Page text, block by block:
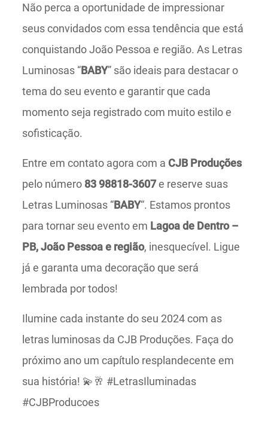
Não perca a oportunidade de impressionar
seus convidados com essa tendência que está
conquistando João Pessoa e região. As Letras
Luminosas “BABY” são ideais para destacar o
tema do seu evento e garantir que cada
momento seja registrado com muito estilo e
sofisticação.
Entre em contato agora com a CJB Produções
pelo número 83 98818-3607e reserve suas
Letras Luminosas “BABY“. Estamos prontos
para tornar seu evento em Lagoa de Dentro –
PB, João Pessoa e região, inesquecível. Ligue
já e garanta uma decoração que será
lembrada por todos!
Ilumine cada instante do seu 2024 com as
letras luminosas da CJB Produções. Faça do
próximo ano um capítulo resplandecente em
sua história! 💫🥂 #LetrasIluminadas
#CJBProducoes